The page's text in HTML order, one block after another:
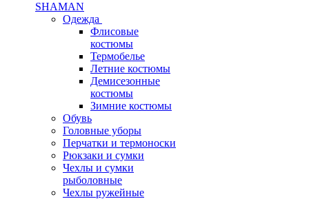
SHAMAN
Одежда
Флисовые
костюмы
Термобелье
Летние костюмы
Демисезонные
костюмы
Зимние костюмы
Обувь
Головные уборы
Перчатки и термоноски
Рюкзаки и сумки
Чехлы и сумки
рыболовные
Чехлы ружейные